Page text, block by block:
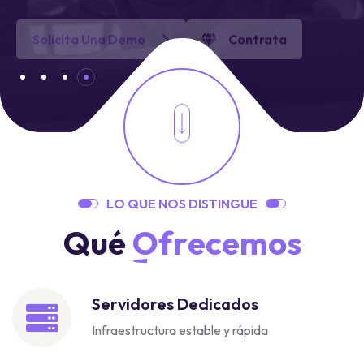
LO QUE NOS DISTINGUE
Qué Ofrecemos
Servidores Dedicados
Infraestructura estable y rápida